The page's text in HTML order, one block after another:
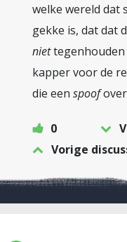
welke wereld dat
gekke is, dat dat
niettegenhouden
kapper voor de
die een spoofover
0
Vorige